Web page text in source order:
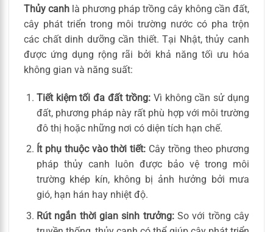
Thủy canh là phương pháp trồng cây không cần đất,
cây phát triển trong môi trường nước có pha trộn
các chất dinh dưỡng cần thiết. Tại Nhật, thủy canh
được ứng dụng rộng rãi bởi khả năng tối ưu hóa
không gian và năng suất:
Tiết kiệm tối đa đất trồng:Vì không cần sử dụng
đất, phương pháp này rất phù hợp với môi trường
đô thị hoặc những nơi có diện tích hạn chế.
Ít phụ thuộc vào thời tiết: Cây trồng theo phương
pháp thủy canh luôn được bảo vệ trong môi
trường khép kín, không bị ảnh hưởng bởi mưa
gió, hạn hán hay nhiệt độ.
Rút ngắn thời gian sinh trưởng:So với trồng cây